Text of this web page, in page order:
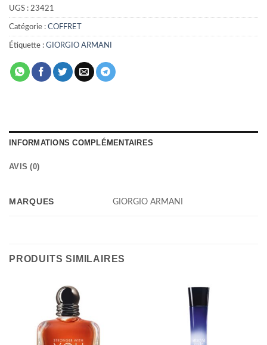
UGS : 23421
Catégorie : COFFRET
Étiquette : GIORGIO ARMANI
INFORMATIONS COMPLÉMENTAIRES
AVIS (0)
MARQUES GIORGIO ARMANI
PRODUITS SIMILAIRES